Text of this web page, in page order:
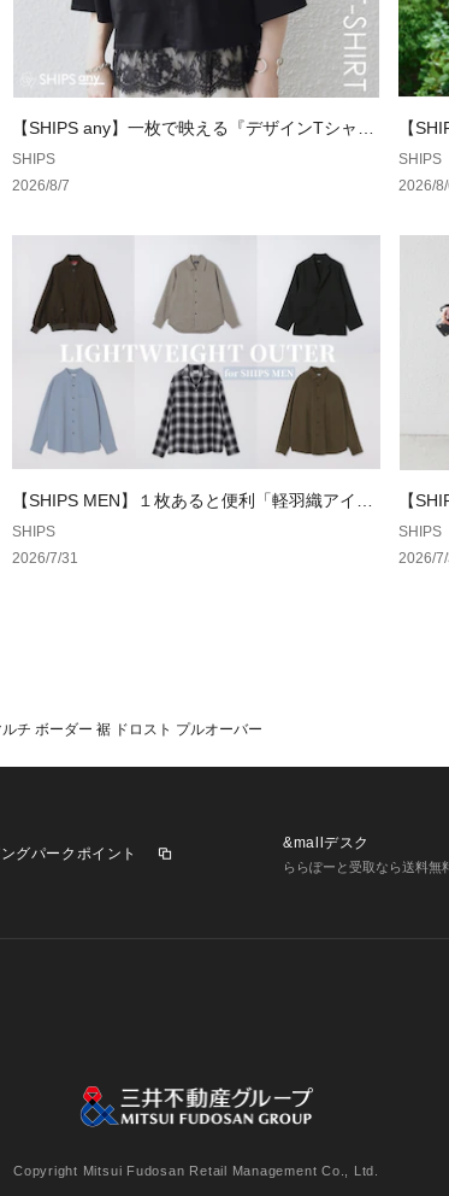
▼シリーズもご
マルチボーダ
-1202）
伸縮性：有
ポケット：無
手洗い：手洗い
※製品の特性上
れ）が生じます
※撮影環境によ
ざいます。商品
ください。
※末永く愛用頂
の上、着用又は
【SHIPS any】一枚で映える『デザインTシャ
ツ』特集♪
SHIPS
2026/8/7
【
晩夏
SHIPS
2026/
【SHIPS MEN】１枚あると便利「軽羽織アイテ
ム」特集
SHIPS
2026/7/31
【
SHIPS
2026/
ルチ ボーダー 裾 ドロスト プルオーバー
グパークポイント
&mallデスク
ららぽーと受取なら送料無
情報保護方針 個人情報の取り扱いについて
Copyright Mitsui Fudosan Retail Management Co., Ltd.